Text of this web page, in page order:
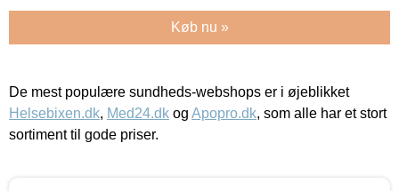
Køb nu »
De mest populære sundheds-webshops er i øjeblikket
Helsebixen.dk, Med24.dk og Apopro.dk, som alle har et stort
sortiment til gode priser.